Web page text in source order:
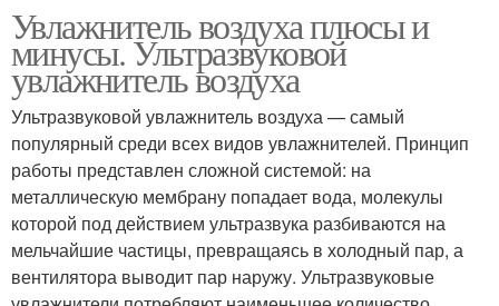
Увлажнитель воздуха плюсы и
минусы. Ультразвуковой
увлажнитель воздуха
Ультразвуковой увлажнитель воздуха — самый
популярный среди всех видов увлажнителей. Принцип
работы представлен сложной системой: на
металлическую мембрану попадает вода, молекулы
которой под действием ультразвука разбиваются на
мельчайшие частицы, превращаясь в холодный пар, а
вентилятора выводит пар наружу. Ультразвуковые